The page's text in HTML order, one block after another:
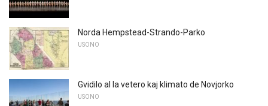
Norda Hempstead-Strando-Parko
USONO
Gvidilo al la vetero kaj klimato de Novjorko
USONO